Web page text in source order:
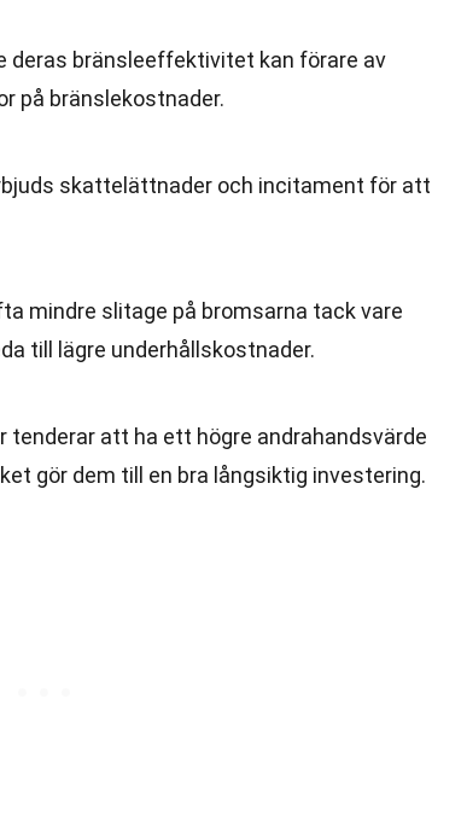
deras bränsleeffektivitet kan förare av
på bränslekostnader.
skattelättnader och incitament för att
mindre slitage på bromsarna tack vare
till lägre underhållskostnader.
tenderar att ha ett högre andrahandsvärde
gör dem till en bra långsiktig investering.